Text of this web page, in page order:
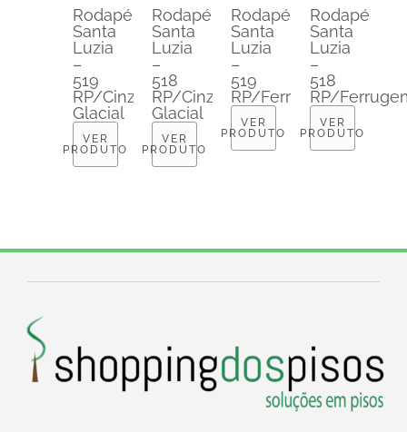
Rodapé
Santa
Luzia
–
519
RP/Cinza
Glacial
VER
PRODUTO
Rodapé
Santa
Luzia
–
518
RP/Cinza
Glacial
VER
PRODUTO
Rodapé
Santa
Luzia
–
519
RP/Ferrugem
VER
PRODUTO
Rodapé
Santa
Luzia
–
518
RP/
VER
PRODUTO